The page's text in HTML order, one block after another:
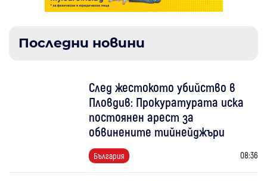
Последни новини
След жестокото убийство в
Пловдив: Прокуратурата иска
постоянен арест за
обвинените тийнейджъри
България 08:36